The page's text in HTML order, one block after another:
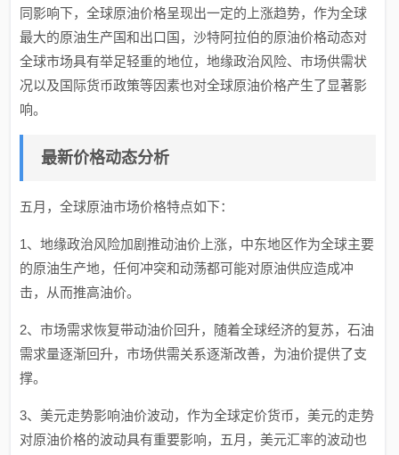
同影响下，全球原油价格呈现出一定的上涨趋势，作为全球
最大的原油生产国和出口国，沙特阿拉伯的原油价格动态对
全球市场具有举足轻重的地位，地缘政治风险、市场供需状
况以及国际货币政策等因素也对全球原油价格产生了显著影
响。
最新价格动态分析
五月，全球原油市场价格特点如下：
1、地缘政治风险加剧推动油价上涨，中东地区作为全球主要
的原油生产地，任何冲突和动荡都可能对原油供应造成冲
击，从而推高油价。
2、市场需求恢复带动油价回升，随着全球经济的复苏，石油
需求量逐渐回升，市场供需关系逐渐改善，为油价提供了支
撑。
3、美元走势影响油价波动，作为全球定价货币，美元的走势
对原油价格的波动具有重要影响，五月，美元汇率的波动也